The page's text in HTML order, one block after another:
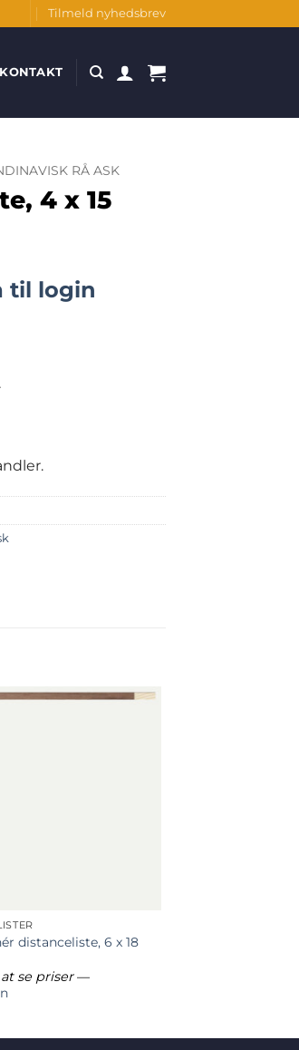
Tilmeld nyhedsbrev
KONTAKT
RÅ ASK
4 x 15
til login
distanceliste, 6 x 18
se priser—